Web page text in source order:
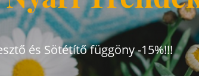
és Sötétítő függöny -15%!!!